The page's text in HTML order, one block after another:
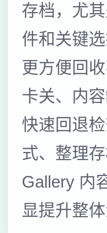
存档，尤
件和关键
更方便回
卡关、内
快速回退
式、整理
Gallery 内
显提升整体